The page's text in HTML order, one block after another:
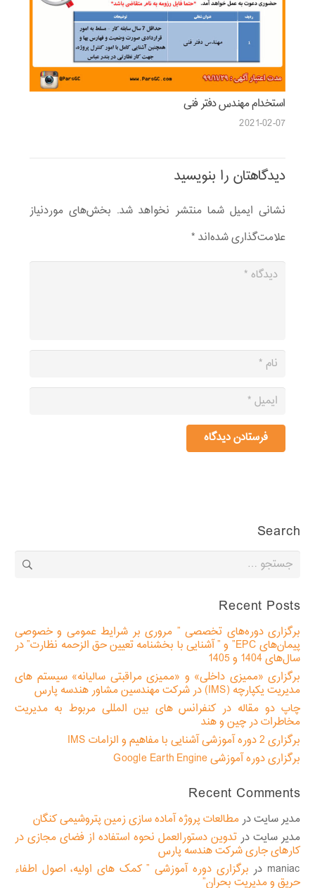
استخدام مهندس دفتر فنی
2021-02-07
دیدگاهتان را بنویسید
نشانی ایمیل شما منتشر نخواهد شد. بخش‌های موردنیاز
علامت‌گذاری شده‌اند *
فرستادن دیدگاه
Search
جستجو
Recent Posts
برگزاری دوره‌های تخصصی ” مروری بر شرایط عمومی و خصوصی
پیمان‌های EPC” و ” آشنایی با بخشنامه تعیین حق الزحمه نظارت” در
سال‌های 1404 و 1405
برگزاری «ممیزی داخلی» و «ممیزی مراقبتی سالیانه» سیستم های
مدیریت یکپارچه (IMS) در شرکت مهندسین مشاور هندسه پارس
چاپ دو مقاله در کنفرانس های بین المللی مربوط به مدیریت
مخاطرات در چین و هند
برگزاری 2 دوره آموزشی آشنایی با مفاهیم و الزامات IMS
برگزاری دوره آموزشی Google Earth Engine
Recent Comments
مدیر سایتدرمطالعات پروژه آماده سازی زمین پتروشیمی کنگان
مدیر سایت در تدوین دستورالعمل نحوه استفاده از فضای مجازی در
کارهای جاری شرکت هندسه پارس
maniac در برگزاری دوره آموزشی ” کمک های اولیه، اصول اطفاء
حریق و مدیریت بحران”